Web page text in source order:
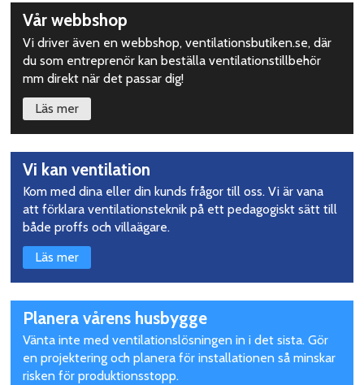
Upptäck
mer
Vår webbshop
Vi driver även en webbshop, ventilationsbutiken.se, där
du som entreprenör kan beställa ventilationstillbehör
mm direkt när det passar dig!
Läs mer
Vi kan ventilation
Kom med dina eller din kunds frågor till oss. Vi är vana
att förklara ventilationsteknik på ett pedagogiskt sätt till
både proffs och villaägare.
Läs mer
Planera vårens husbygge
Vänta inte med ventilationslösningen in i det sista. Gör
en projektering och planera för installationen så minskar
risken för produktionsstopp.